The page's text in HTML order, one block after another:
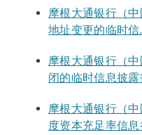
摩根大通银行（
地址变更的临时信
摩根大通银行（
闭的临时信息披
摩根大通银行（
度资本充足率信